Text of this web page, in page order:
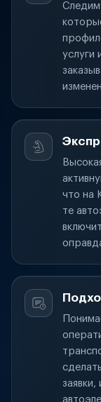
Следим
услуги
что на
те